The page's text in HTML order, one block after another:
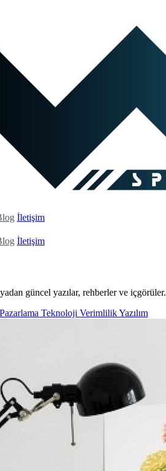
İletişim
İletişim
güncel yazılar, rehberler ve içgörüler.
Pazarlama Teknoloji VerimlilikYazılım